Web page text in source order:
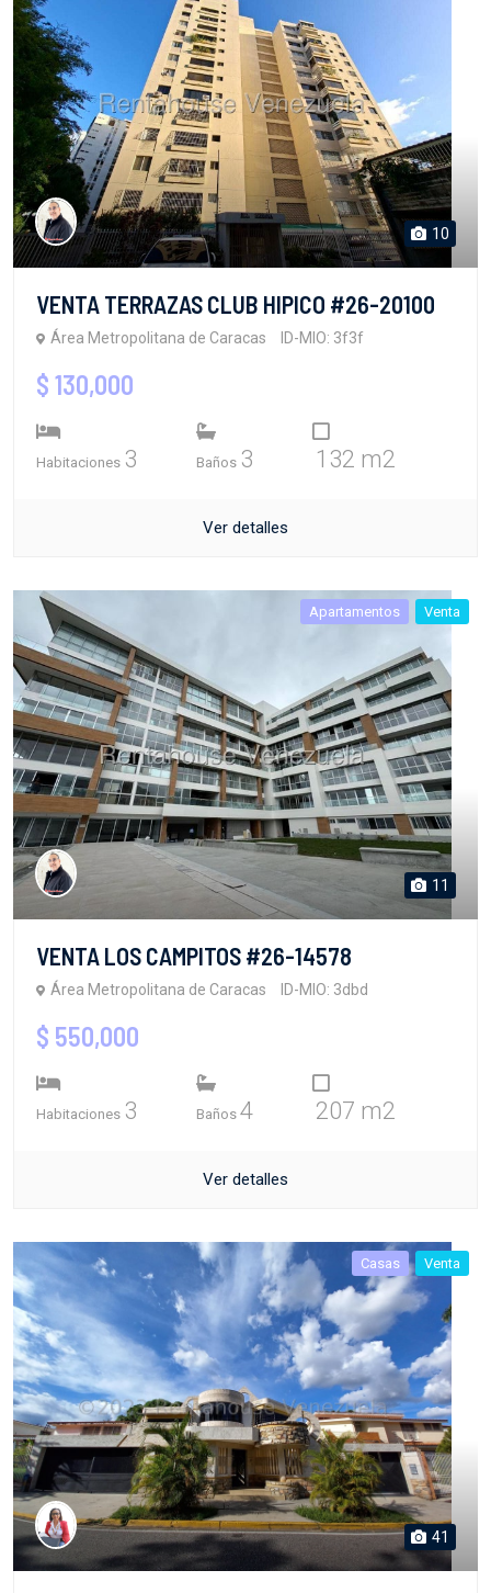
10
VENTA TERRAZAS CLUB HIPICO #26-20100
Área Metropolitana de Caracas ID-MIO: 3f3f
$ 130,000
Habitaciones 3 Baños 3 132 m2
Ver detalles
Apartamentos Venta
11
VENTA LOS CAMPITOS #26-14578
Área Metropolitana de Caracas ID-MIO: 3dbd
$ 550,000
Habitaciones 3 Baños 4 207 m2
Ver detalles
Casas Venta
41